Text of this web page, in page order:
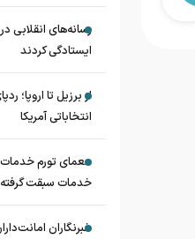
رسانه‌های انقلابی
ایستادگی کردند
از برزیل تا اروپا؛
انتخاباتی آمریکا
معمای تورم خدمات
خدمات سبقت
خبرنگاران